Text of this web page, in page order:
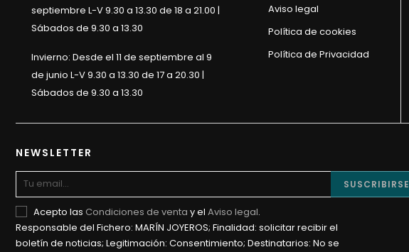
septiembre L-V 9.30 a 13.30 de 18 a 21.00 |
Sábados de 9.30 a 13.30
Invierno: Desde el 11 de septiembre al 9
de junio L-V 9.30 a 13.30 de 17 a 20.30 |
Sábados de 9.30 a 13.30
Aviso legal
Política de cookies
Política de Privacidad
NEWSLETTER
SUSCRIBIRSE
Acepto las Condiciones de venta y el Aviso legal.
Responsable del Fichero: MARÍN JOYEROS; Finalidad: solicitar recibir el
boletín de noticias; Legitimación: Consentimiento; Destinatarios: No se